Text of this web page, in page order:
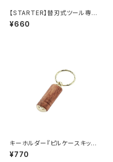
【STARTER】替刃式ツール専用
替刃（R四角）
¥660
キーホルダー『ピルケースキッ
ト』ネジ蓋式小物入れ
¥770